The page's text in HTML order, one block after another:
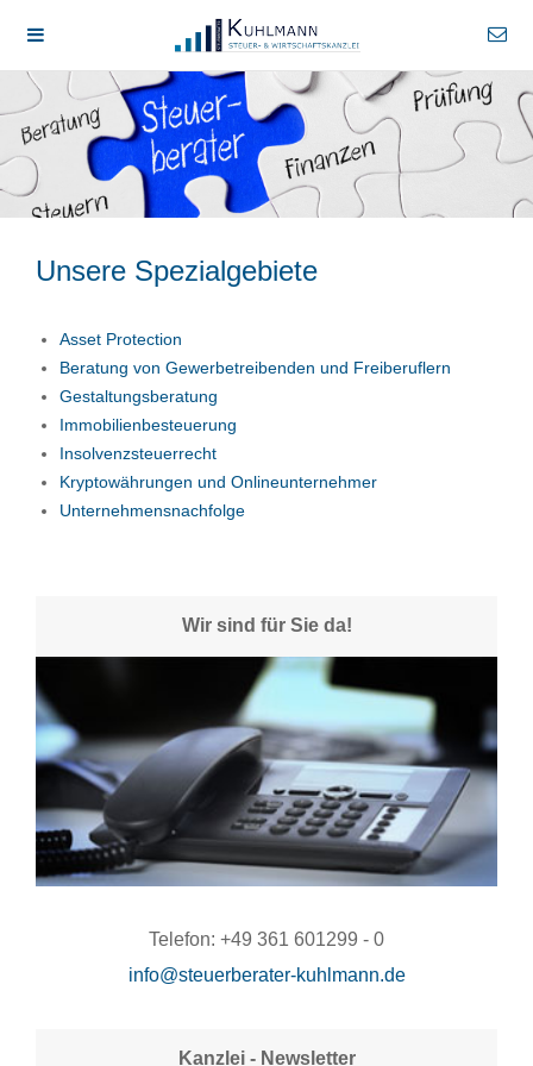
Unsere Spezialgebiete
Asset Protection
Beratung von Gewerbetreibenden und Freiberuflern
Gestaltungsberatung
Immobilienbesteuerung
Insolvenzsteuerrecht
Kryptowährungen und Onlineunternehmer
Unternehmensnachfolge
Wir sind für Sie da!
Telefon: +49 361 601299 - 0
info@steuerberater-kuhlmann.de
Kanzlei - Newsletter